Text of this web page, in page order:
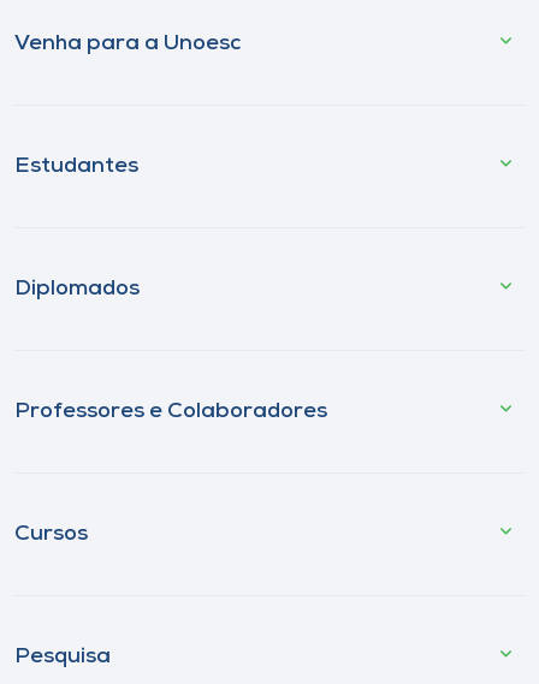
Venha para a Unoesc
Estudantes
Diplomados
Professores e Colaboradores
Cursos
Pesquisa